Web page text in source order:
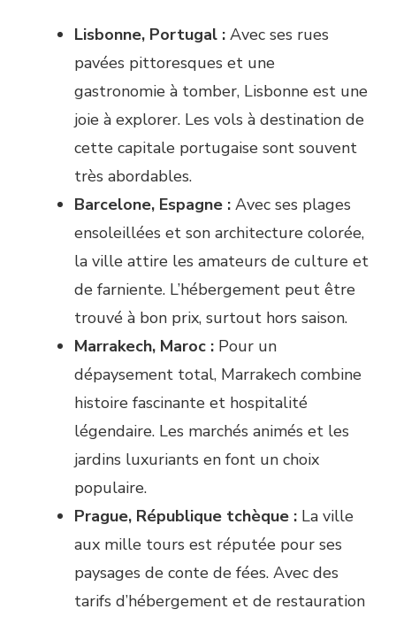
Lisbonne, Portugal : Avec ses rues
pavées pittoresques et une
gastronomie à tomber, Lisbonne est une
joie à explorer. Les vols à destination de
cette capitale portugaise sont souvent
très abordables.
Barcelone, Espagne : Avec ses plages
ensoleillées et son architecture colorée,
la ville attire les amateurs de culture et
de farniente. L’hébergement peut être
trouvé à bon prix, surtout hors saison.
Marrakech, Maroc : Pour un
dépaysement total, Marrakech combine
histoire fascinante et hospitalité
légendaire. Les marchés animés et les
jardins luxuriants en font un choix
populaire.
Prague, République tchèque : La ville
aux mille tours est réputée pour ses
paysages de conte de fées. Avec des
tarifs d’hébergement et de restauration